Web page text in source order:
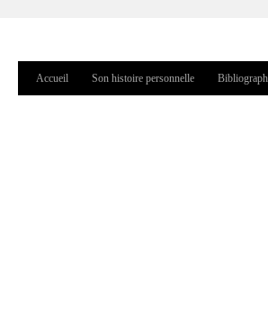
Menu principal
Accueil Son histoire personnelle